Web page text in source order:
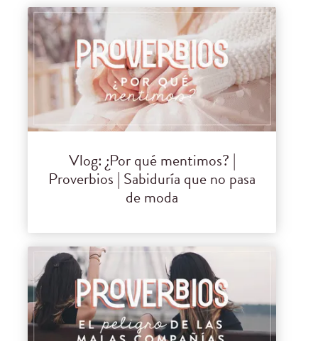
Vlog: ¿Por qué mentimos? |
Proverbios | Sabiduría que no pasa
de moda